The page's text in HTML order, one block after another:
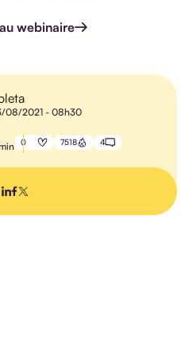
webinaire
08/2021 - 08h30
0 7518 4